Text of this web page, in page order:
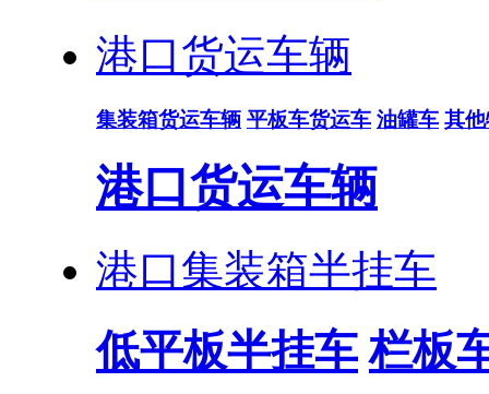
港口货运车辆
集装箱货运车辆 平板车货运车 油罐车 其
港口货运车辆
港口集装箱半挂车
低平板半挂车 栏板